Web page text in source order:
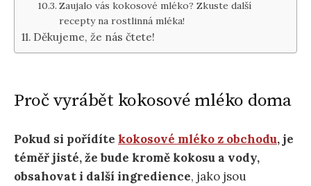
Zaujalo vás kokosové mléko? Zkuste další
recepty na rostlinná mléka!
Děkujeme, že nás čtete!
Proč vyrábět kokosové mléko doma
Pokud si pořídíte kokosové mléko z obchodu, je
téměř jisté, že bude kromě kokosu a vody,
obsahovat i další ingredience, jako jsou